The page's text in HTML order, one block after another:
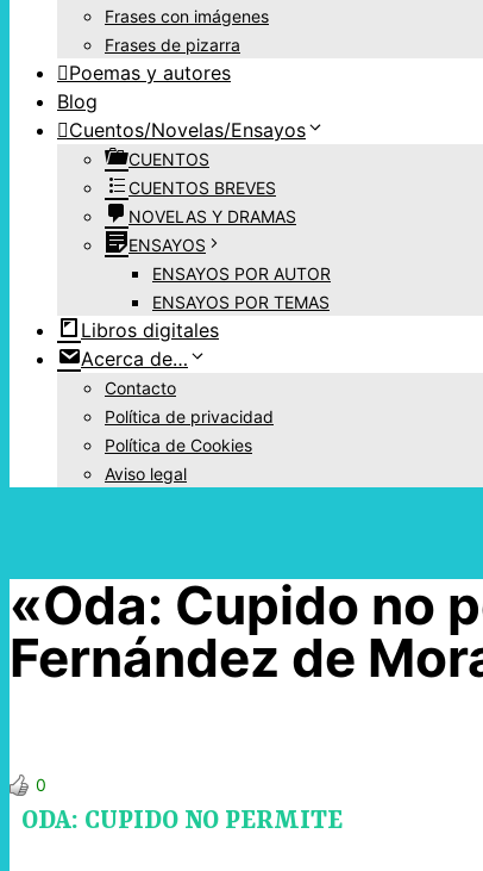
Frases con imágenes
Frases de pizarra
Poemas y autores
Blog
Cuentos/Novelas/Ensayos
CUENTOS
CUENTOS BREVES
NOVELAS Y DRAMAS
ENSAYOS
ENSAYOS POR AUTOR
ENSAYOS POR TEMAS
Libros digitales
Acerca de…
Contacto
Política de privacidad
Política de Cookies
Aviso legal
«Oda: Cupido no
Fernández de
0
ODA: CUPIDO NO PERMITE